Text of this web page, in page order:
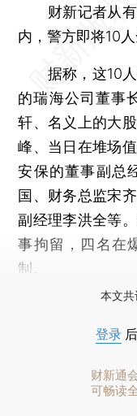
财新记者从有
内，警方即将10人
据称，这10人
的瑞海公司董事
轩、名义上的大
峰、当日在堆场
安保的董事副总
国、财务总监宋
副经理李洪全等
事拘留，四名在
制。
本文共
登录
财新通
可畅读